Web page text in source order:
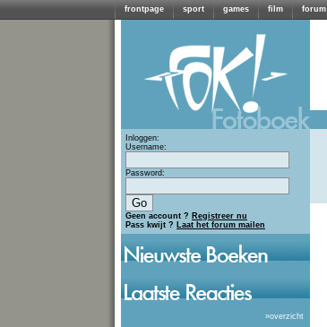
frontpage sport games film forum
Inloggen:
Username:
Password:
Geen account ? Registreer nu
Pass kwijt ? Laat het forum mailen
»overzicht